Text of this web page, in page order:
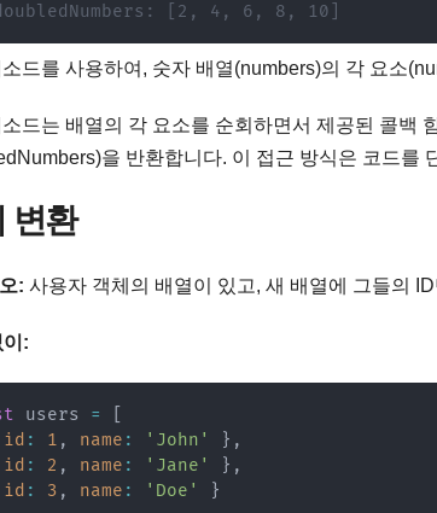
[2, 4, 6, 8, 10]
드를 사용하여, 숫자 배열(numbers)의 각 요소
드는 배열의 각 요소를 순회하면서 제공된 콜백
을 반환합니다. 이 접근 방식은 코드를
변환
: 사용자 객체의 배열이 있고, 새 배열에 그들의
이:
users =
id : 1 , name : 'John' } ,
id : 2 , name : 'Jane' } ,
id : 3 , name : 'Doe'
}